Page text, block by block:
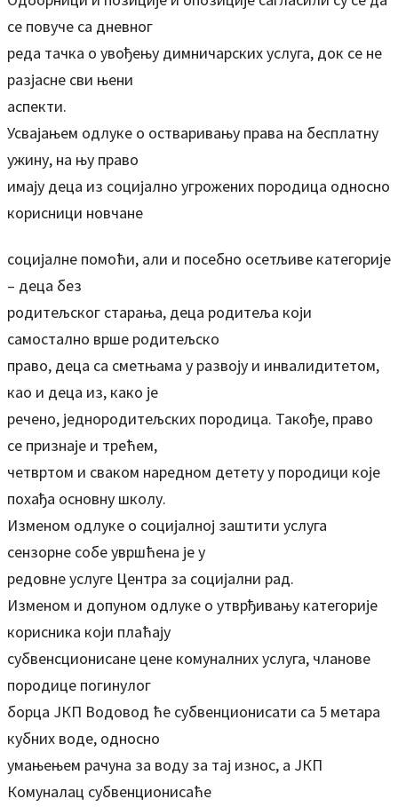
се повуче са дневног
реда тачка о увођењу димничарских услуга, док се не
разјасне сви њени
аспекти.
Усвајањем одлуке о остваривању права на бесплатну
ужину, на њу право
имају деца из социјално угрожених породица односно
корисници новчане
социјалне помоћи, али и посебно осетљиве категорије
– деца без
родитељског старања, деца родитеља који
самостално врше родитељско
право, деца са сметњама у развоју и инвалидитетом,
као и деца из, како је
речено, једнородитељских породица. Такође, право
се признаје и трећем,
четвртом и сваком наредном детету у породици које
похађа основну школу.
Изменом одлуке о социјалној заштити услуга
сензорне собе увршћена је у
редовне услуге Центра за социјални рад.
Изменом и допуном одлуке о утврђивању категорије
корисника који плаћају
субвенсционисане цене комуналних услуга, чланове
породице погинулог
борца ЈКП Водовод ће субвенционисати са 5 метара
кубних воде, односно
умањењем рачуна за воду за тај износ, а ЈКП
Комуналац субвенционисаће